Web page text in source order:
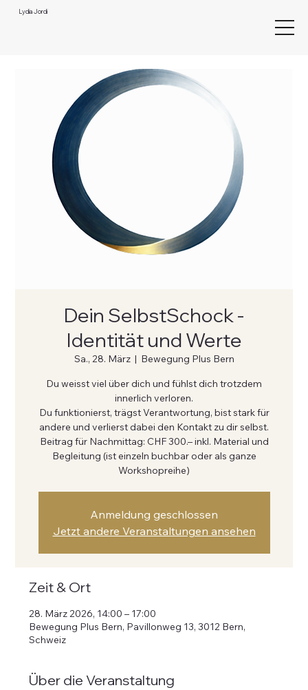
Lydia Jordi
Dein SelbstSchock -
Identität und Werte
Sa., 28. März
  |
Bewegung Plus Bern
Du weisst viel über dich und fühlst dich trotzdem
innerlich verloren.
Du funktionierst, trägst Verantwortung, bist stark für
andere und verlierst dabei den Kontakt zu dir selbst.
Beitrag für Nachmittag: CHF 300.– inkl. Material und
Begleitung (ist einzeln buchbar oder als ganze
Workshopreihe)
Anmeldung geschlossen
Jetzt andere Veranstaltungen ansehen
Zeit & Ort
28. März 2026, 14:00 – 17:00
Bewegung Plus Bern, Pavillonweg 13, 3012 Bern,
Schweiz
Über die Veranstaltung